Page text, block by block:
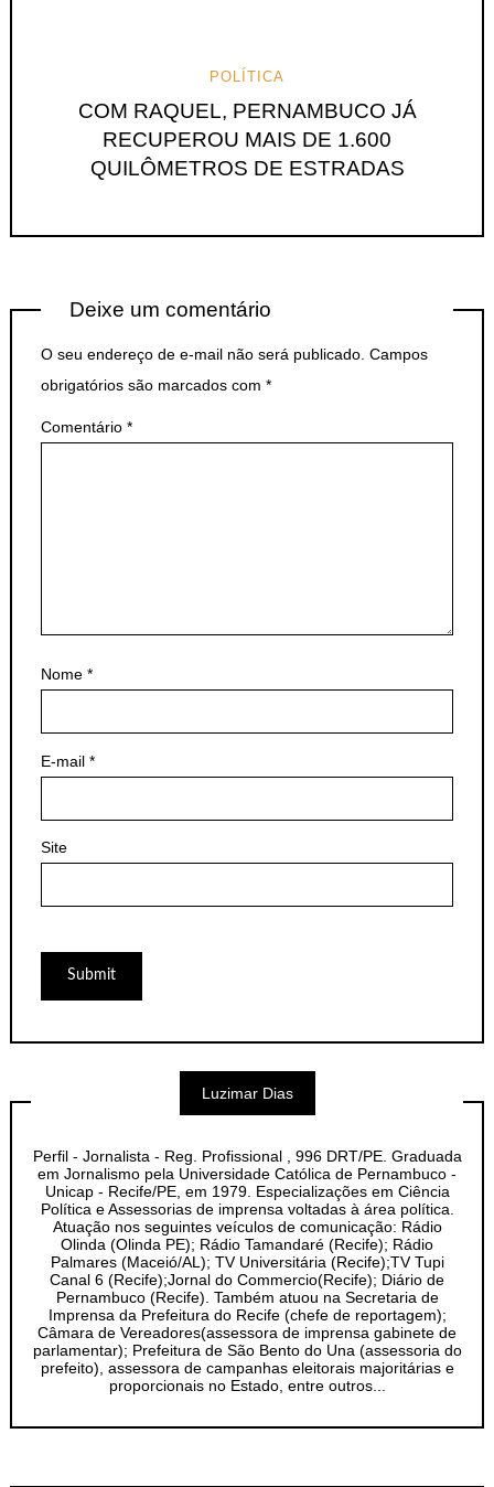
POLÍTICA
COM RAQUEL, PERNAMBUCO JÁ
RECUPEROU MAIS DE 1.600
QUILÔMETROS DE ESTRADAS
Deixe um comentário
O seu endereço de e-mail não será publicado. Campos
obrigatórios são marcados com *
Comentário *
Nome *
E-mail *
Site
Luzimar Dias
Perfil - Jornalista - Reg. Profissional , 996 DRT/PE. Graduada
em Jornalismo pela Universidade Católica de Pernambuco -
Unicap - Recife/PE, em 1979. Especializações em Ciência
Política e Assessorias de imprensa voltadas à área política.
Atuação nos seguintes veículos de comunicação: Rádio
Olinda (Olinda PE); Rádio Tamandaré (Recife); Rádio
Palmares (Maceió/AL); TV Universitária (Recife);TV Tupi
Canal 6 (Recife);Jornal do Commercio(Recife); Diário de
Pernambuco (Recife). Também atuou na Secretaria de
Imprensa da Prefeitura do Recife (chefe de reportagem);
Câmara de Vereadores(assessora de imprensa gabinete de
parlamentar); Prefeitura de São Bento do Una (assessoria do
prefeito), assessora de campanhas eleitorais majoritárias e
proporcionais no Estado, entre outros...